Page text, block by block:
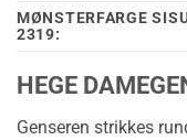
MØNSTERFARGE
2319:
HEGE
Genseren strikkes